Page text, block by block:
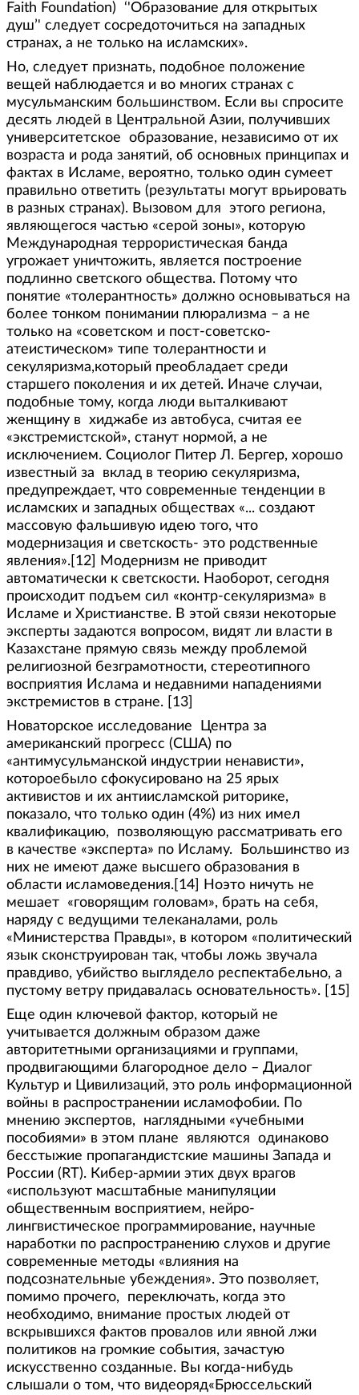
Faith Foundation) ‘'Образование для открытых
душ’' следует сосредоточиться на западных
странах, а не только на исламских».
Но, следует признать, подобное положение
вещей наблюдается и во многих странах с
мусульманским большинством. Если вы спросите
десять людей в Центральной Азии, получивших
университетское образование, независимо от их
возраста и рода занятий, об основных принципах и
фактах в Исламе, вероятно, только один сумеет
правильно ответить (результаты могут врьировать
в разных странах). Вызовом для этого региона,
являющегося частью «серой зоны», которую
Международная террористическая банда
угрожает уничтожить, является построение
подлинно светского общества. Потому что
понятие «толерантность» должно основываться на
более тонком понимании плюрализма – а не
только на «советском и пост-советско-
атеистическом» типе толерантности и
секуляризма,который преобладает среди
старшего поколения и их детей. Иначе случаи,
подобные тому, когда люди выталкивают
женщину в хиджабе из автобуса, считая ее
«экстремистской», станут нормой, а не
исключением. Социолог Питер Л. Бергер, хорошо
известный за вклад в теорию секуляризма,
предупреждает, что современные тенденции в
исламских и западных обществах «... создают
массовую фальшивую идею того, что
модернизация и светскость- это родственные
явления».[12] Модернизм не приводит
автоматически к светскости. Наоборот, сегодня
происходит подъем сил «контр-секуляризма» в
Исламе и Христианстве. В этой связи некоторые
эксперты задаются вопросом, видят ли власти в
Казахстане прямую связь между проблемой
религиозной безграмотности, стереотипного
восприятия Ислама и недавними нападениями
экстремистов в стране. [13]
Новаторское исследование Центра за
американский прогресс (США) по
«антимусульманской индустрии ненависти»,
котороебыло сфокусировано на 25 ярых
активистов и их антиисламской риторике,
показало, что только один (4%) из них имел
квалификацию, позволяющую рассматривать его
в качестве «эксперта» по Исламу. Большинство из
них не имеют даже высшего образования в
области исламоведения.[14] Ноэто ничуть не
мешает «говорящим головам», брать на себя,
наряду с ведущими телеканалами, роль
«Министерства Правды», в котором «политический
язык сконструирован так, чтобы ложь звучала
правдиво, убийство выглядело респектабельно, а
пустому ветру придавалась основательность». [15]
Еще один ключевой фактор, который не
учитывается должным образом даже
авторитетными организациями и группами,
продвигающими благородное дело – Диалог
Культур и Цивилизаций, это роль информационной
войны в распространении исламофобии. По
мнению экспертов, наглядными «учебными
пособиями» в этом плане являются одинаково
бесстыжие пропагандистские машины Запада и
России (RT). Кибер-армии этих двух врагов
«используют масштабные манипуляции
общественным восприятием, нейро-
лингвистическое программирование, научные
наработки по распространению слухов и другие
современные методы «влияния на
подсознательные убеждения». Это позволяет,
помимо прочего, переключать, когда это
необходимо, внимание простых людей от
вскрывшихся фактов провалов или явной лжи
политиков на громкие события, зачастую
искусственно созданные. Вы когда-нибудь
слышали о том, что видеоряд«Брюссельский